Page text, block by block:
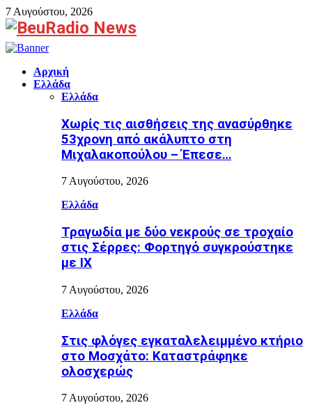
7 Αυγούστου, 2026
Facebook
Αρχική
Ελλάδα
Ελλάδα
Χωρίς τις αισθήσεις της ανασύρθηκε
53χρονη από ακάλυπτο στη
Μιχαλακοπούλου – Έπεσε…
7 Αυγούστου, 2026
Ελλάδα
Τραγωδία με δύο νεκρούς σε τροχαίο
στις Σέρρες: Φορτηγό συγκρούστηκε
με ΙΧ
7 Αυγούστου, 2026
Ελλάδα
Στις φλόγες εγκαταλελειμμένο κτήριο
στο Μοσχάτο: Καταστράφηκε
ολοσχερώς
7 Αυγούστου, 2026